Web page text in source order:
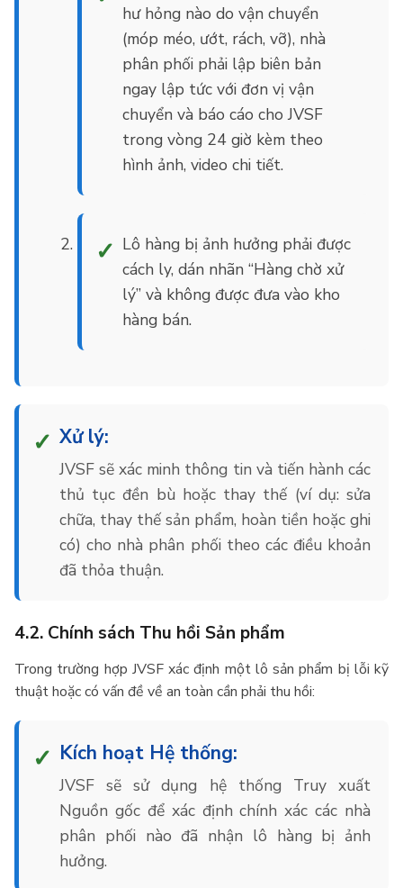
hư hỏng nào do vận chuyển
(móp méo, ướt, rách, vỡ), nhà
phân phối phải lập biên bản
ngay lập tức với đơn vị vận
chuyển và báo cáo cho JVSF
trong vòng 24 giờ kèm theo
hình ảnh, video chi tiết.
Lô hàng bị ảnh hưởng phải được
cách ly, dán nhãn “Hàng chờ xử
lý” và không được đưa vào kho
hàng bán.
Xử lý:
JVSF sẽ xác minh thông tin và tiến hành các
thủ tục đền bù hoặc thay thế (ví dụ: sửa
chữa, thay thế sản phẩm, hoàn tiền hoặc ghi
có) cho nhà phân phối theo các điều khoản
đã thỏa thuận.
4.2. Chính sách Thu hồi Sản phẩm
Trong trường hợp JVSF xác định một lô sản phẩm bị lỗi kỹ
thuật hoặc có vấn đề về an toàn cần phải thu hồi:
Kích hoạt Hệ thống:
JVSF sẽ sử dụng hệ thống Truy xuất
Nguồn gốc để xác định chính xác các nhà
phân phối nào đã nhận lô hàng bị ảnh
hưởng.